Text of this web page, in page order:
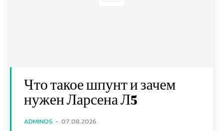
Что такое шпунт и зачем
нужен Ларсена Л5
ADMINOS - 07.08.2026